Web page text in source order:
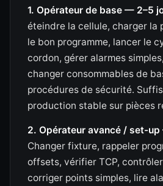
1. Opérateur de base — 2–5
éteindre la cellule, charger la
le bon programme, lancer le
cordon, gérer alarmes
changer consommables de
procédures de sécurité.
production stable sur pièces
2. Opérateur avancé / set-
Changer fixture, rappeler
offsets, vérifier TCP,
corriger points simples, lire